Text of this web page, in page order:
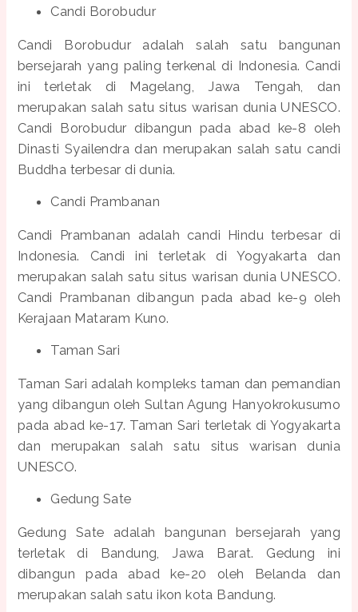
Candi Borobudur
Candi Borobudur adalah salah satu bangunan
bersejarah yang paling terkenal di Indonesia. Candi
ini terletak di Magelang, Jawa Tengah, dan
merupakan salah satu situs warisan dunia UNESCO.
Candi Borobudur dibangun pada abad ke-8 oleh
Dinasti Syailendra dan merupakan salah satu candi
Buddha terbesar di dunia.
Candi Prambanan
Candi Prambanan adalah candi Hindu terbesar di
Indonesia. Candi ini terletak di Yogyakarta dan
merupakan salah satu situs warisan dunia UNESCO.
Candi Prambanan dibangun pada abad ke-9 oleh
Kerajaan Mataram Kuno.
Taman Sari
Taman Sari adalah kompleks taman dan pemandian
yang dibangun oleh Sultan Agung Hanyokrokusumo
pada abad ke-17. Taman Sari terletak di Yogyakarta
dan merupakan salah satu situs warisan dunia
UNESCO.
Gedung Sate
Gedung Sate adalah bangunan bersejarah yang
terletak di Bandung, Jawa Barat. Gedung ini
dibangun pada abad ke-20 oleh Belanda dan
merupakan salah satu ikon kota Bandung.